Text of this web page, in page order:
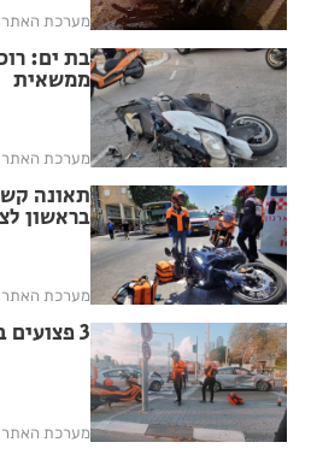
מערכת האתר
בת ים:
ממשאית
מערכת האתר
תאונה
בראשון
מערכת האתר
3 פצועים בתאונה בבת ים
מערכת האתר